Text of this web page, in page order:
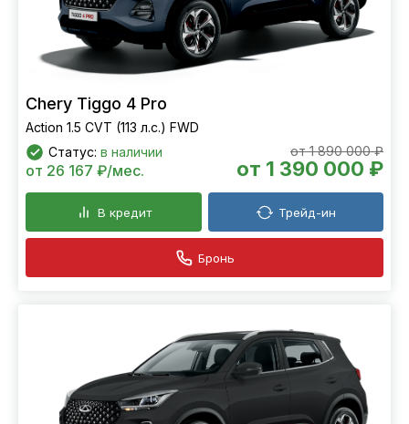
Chery Tiggo 4 Pro
Action 1.5 CVT (113 л.с.) FWD
Статус: в наличии от 1 890 000 ₽
от 1 390 000 ₽
от 26 167 ₽/мес.
В кредит Трейд-ин
Бронь